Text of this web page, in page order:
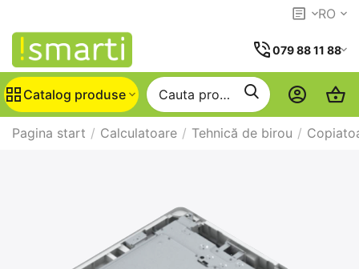
RO
079 88 11 88
Catalog produse
Pagina start / Calculatoare / Tehnică de birou /